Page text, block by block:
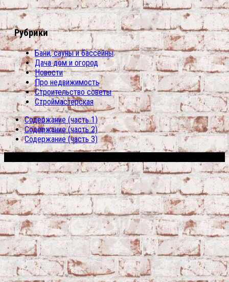
Рубрики
Бани, сауны и бассейны
Дача дом и огород
Новости
Про недвижимость
Строительство советы
Строймастерская
Содержание (часть 1)
Содержание (часть 2)
Содержание (часть 3)